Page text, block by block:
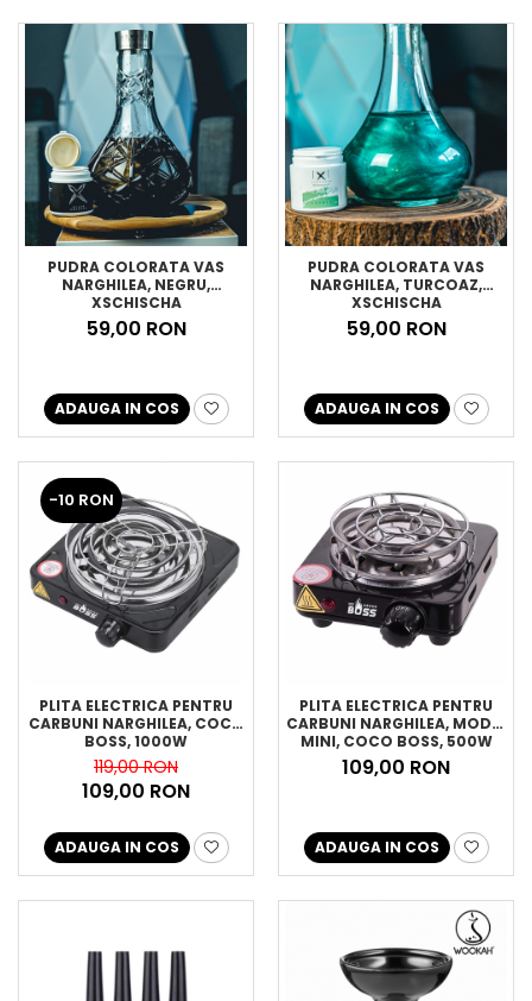
PUDRA COLORATA VAS
NARGHILEA, NEGRU,
XSCHISCHA
59,00 RON
ADAUGA IN COS
PUDRA COLORATA VAS
NARGHILEA, TURCOAZ,
XSCHISCHA
59,00 RON
ADAUGA IN COS
-10 RON
PLITA ELECTRICA PENTRU
CARBUNI NARGHILEA, COCO
BOSS, 1000W
119,00 RON
109,00 RON
ADAUGA IN COS
PLITA ELECTRICA PENTRU
CARBUNI NARGHILEA, MODEL
MINI, COCO BOSS, 500W
109,00 RON
ADAUGA IN COS